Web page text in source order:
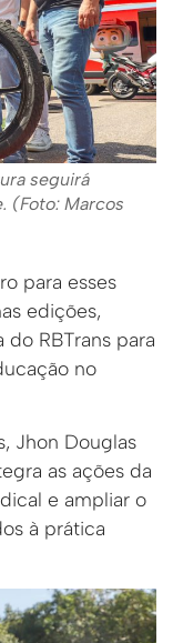
seguirá
(Foto: Marcos
para esses
edições,
RBTrans para
no
Jhon Douglas
as ações da
e ampliar o
à prática